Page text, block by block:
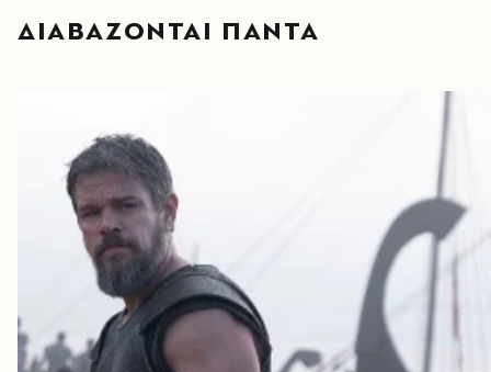
ΔΙΑΒΑΖΟΝΤΑΙ ΠΑΝΤΑ